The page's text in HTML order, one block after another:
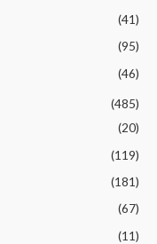
(41)
(95)
(46)
(485)
(20)
(119)
(181)
(67)
(11)